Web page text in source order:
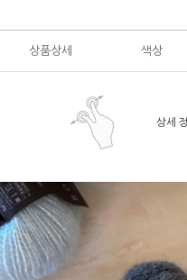
상품상세 색상
상세